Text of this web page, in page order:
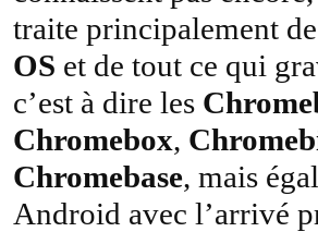
traite principalement de
OS et de tout ce qui
c’est à dire les
Chromebox,
Chromebase, mais
Android avec l’arrivé